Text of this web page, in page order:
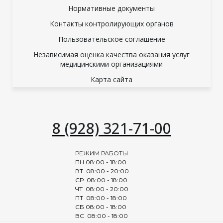
Нормативные документы
Контакты контролирующих органов
Пользовательское соглашение
Независимая оценка качества оказания услуг
медицинскими организациями
Карта сайта
8 (928) 321-71-00
РЕЖИМ РАБОТЫ
ПН 08:00 - 18:00
ВТ 08:00 - 20:00
СР 08:00 - 18:00
ЧТ 08:00 - 20:00
ПТ 08:00 - 18:00
СБ 08:00 - 18:00
ВС 08:00 - 18:00